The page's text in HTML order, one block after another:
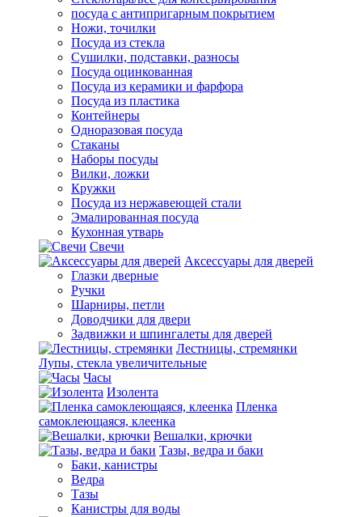
посуда с антипригарным покрытием
Ножи, точилки
Посуда из стекла
Сушилки, подставки, разносы
Посуда оцинкованная
Посуда из керамики и фарфора
Посуда из пластика
Контейнеры
Одноразовая посуда
Стаканы
Наборы посуды
Вилки, ложки
Кружки
Посуда из нержавеющей стали
Эмалированная посуда
Кухонная утварь
Свечи
Аксессуары для дверей
Глазки дверные
Ручки
Шарниры, петли
Доводчики для двери
Задвижки и шпингалеты для дверей
Лестницы, стремянки
Лупы, стекла увеличительные
Часы
Изолента
Пленка
самоклеющаяся, клеенка
Вешалки, крючки
Тазы, ведра и баки
Баки, канистры
Ведра
Тазы
Канистры для воды